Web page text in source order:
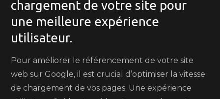
chargement de votre site pour
une meilleure expérience
utilisateur.
Pour améliorer le référencement de votre site
web sur Google, il est crucial d’optimiser la vitesse
de chargement de vos pages. Une expérience